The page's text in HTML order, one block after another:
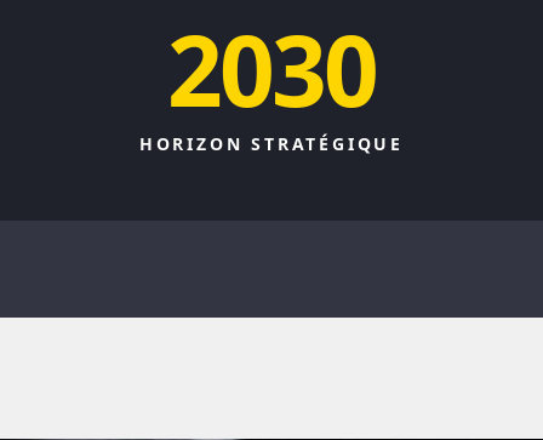
2030
HORIZON STRATÉGIQUE